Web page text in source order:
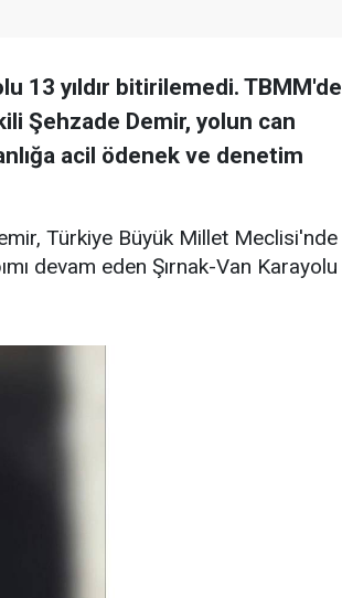
13 yıldır bitirilemedi. TBMM'de
Şehzade Demir, yolun can
acil ödenek ve denetim
Türkiye Büyük Millet Meclisi'nde
devam eden Şırnak-Van Karayolu